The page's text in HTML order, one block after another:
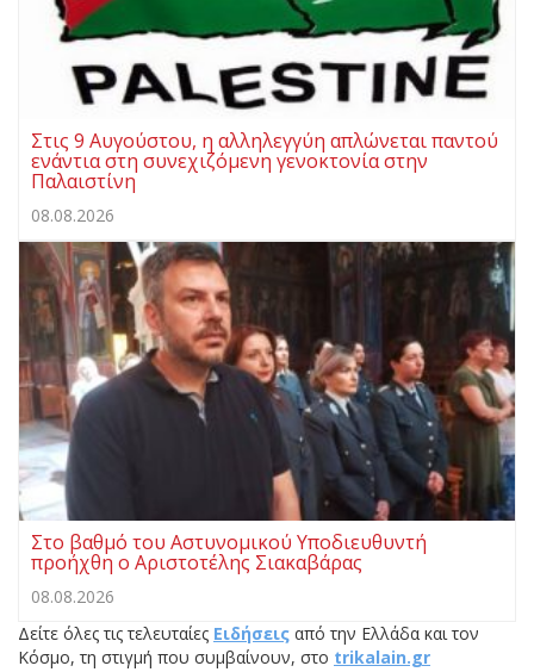
Στις 9 Αυγούστου, η αλληλεγγύη απλώνεται παντού
ενάντια στη συνεχιζόμενη γενοκτονία στην
Παλαιστίνη
08.08.2026
Στο βαθμό του Αστυνομικού Υποδιευθυντή
προήχθη ο Αριστοτέλης Σιακαβάρας
08.08.2026
Δείτε όλες τις τελευταίες Ειδήσεις από την Ελλάδα και τον
Κόσμο, τη στιγμή που συμβαίνουν, στο trikalain.gr